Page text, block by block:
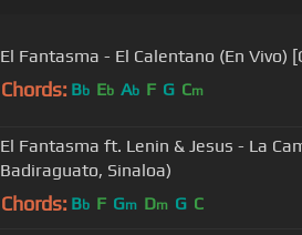
El Fantasma - El Calentano (En Vivo)
Chords: Bb Eb Ab F G Cm
El Fantasma ft. Lenin & Jesus - La
Badiraguato, Sinaloa)
Chords: Bb F Gm Dm G C